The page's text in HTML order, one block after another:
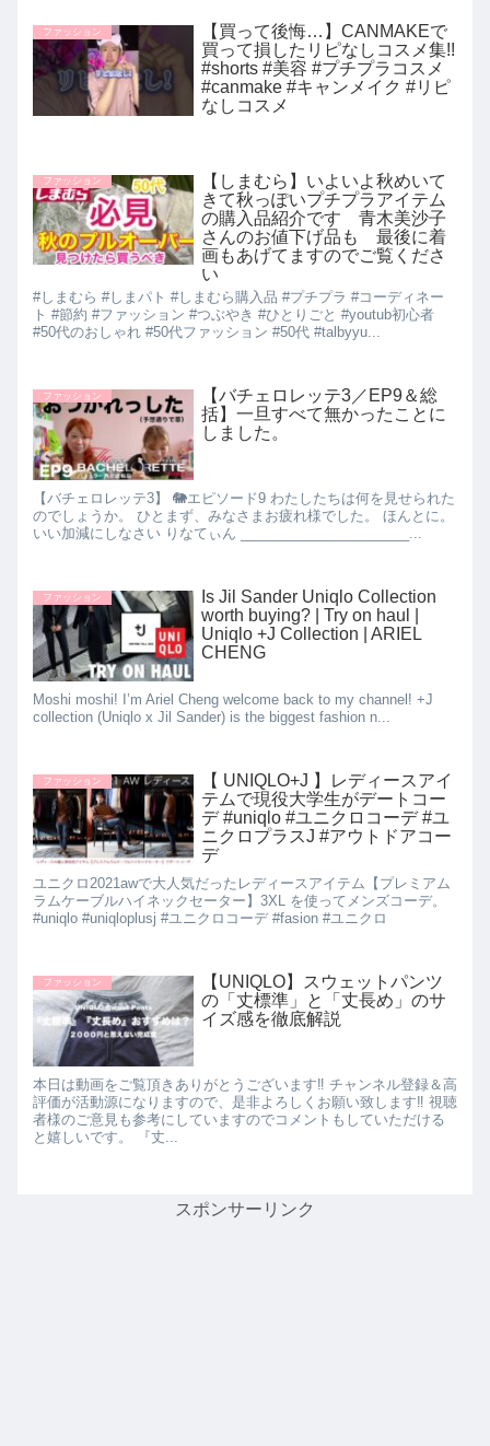
ファッション
【買って後悔…】CANMAKEで
買って損したリピなしコスメ集!!
#shorts #美容 #プチプラコスメ
#canmake #キャンメイク #リピ
なしコスメ
ファッション
【しまむら】いよいよ秋めいて
きて秋っぽいプチプラアイテム
の購入品紹介です 青木美沙子
さんのお値下げ品も 最後に着
画もあげてますのでご覧くださ
い
#しまむら #しまパト #しまむら購入品 #プチプラ #コーディネー
ト #節約 #ファッション #つぶやき #ひとりごと #youtub初心者
#50代のおしゃれ #50代ファッション #50代 #talbyyu...
ファッション
【バチェロレッテ3／EP9＆総
括】一旦すべて無かったことに
しました。
【バチェロレッテ3】 🐘エピソード9 わたしたちは何を見せられた
のでしょうか。 ひとまず、みなさまお疲れ様でした。 ほんとに。
いい加減にしなさい りなてぃん ______________________...
ファッション
Is Jil Sander Uniqlo Collection
worth buying? | Try on haul |
Uniqlo +J Collection | ARIEL
CHENG
Moshi moshi! I’m Ariel Cheng welcome back to my channel! +J
collection (Uniqlo x Jil Sander) is the biggest fashion n...
ファッション
【 UNIQLO+J 】レディースアイ
テムで現役大学生がデートコー
デ #uniqlo #ユニクロコーデ #ユ
ニクロプラスJ #アウトドアコー
デ
ユニクロ2021awで大人気だったレディースアイテム【プレミアム
ラムケーブルハイネックセーター】3XL を使ってメンズコーデ。
#uniqlo #uniqloplusj #ユニクロコーデ #fasion #ユニクロ
ファッション
【UNIQLO】スウェットパンツ
の「丈標準」と「丈長め」のサ
イズ感を徹底解説
本日は動画をご覧頂きありがとうございます‼︎ チャンネル登録＆高
評価が活動源になりますので、是非よろしくお願い致します‼︎ 視聴
者様のご意見も参考にしていますのでコメントもしていただける
と嬉しいです。 『丈...
スポンサーリンク